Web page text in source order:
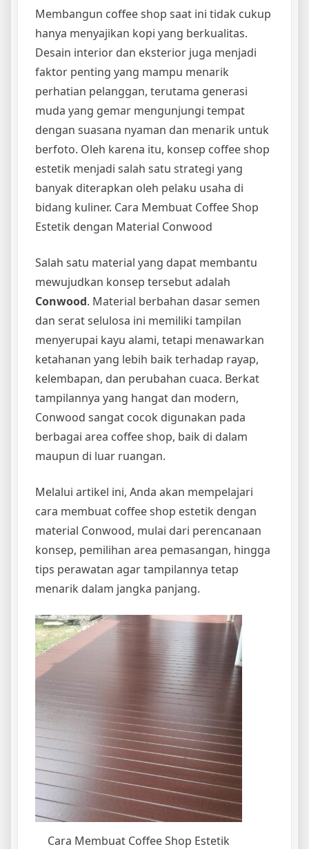
Membangun coffee shop saat ini tidak cukup
hanya menyajikan kopi yang berkualitas.
Desain interior dan eksterior juga menjadi
faktor penting yang mampu menarik
perhatian pelanggan, terutama generasi
muda yang gemar mengunjungi tempat
dengan suasana nyaman dan menarik untuk
berfoto. Oleh karena itu, konsep coffee shop
estetik menjadi salah satu strategi yang
banyak diterapkan oleh pelaku usaha di
bidang kuliner. Cara Membuat Coffee Shop
Estetik dengan Material Conwood
Salah satu material yang dapat membantu
mewujudkan konsep tersebut adalah
Conwood. Material berbahan dasar semen
dan serat selulosa ini memiliki tampilan
menyerupai kayu alami, tetapi menawarkan
ketahanan yang lebih baik terhadap rayap,
kelembapan, dan perubahan cuaca. Berkat
tampilannya yang hangat dan modern,
Conwood sangat cocok digunakan pada
berbagai area coffee shop, baik di dalam
maupun di luar ruangan.
Melalui artikel ini, Anda akan mempelajari
cara membuat coffee shop estetik dengan
material Conwood, mulai dari perencanaan
konsep, pemilihan area pemasangan, hingga
tips perawatan agar tampilannya tetap
menarik dalam jangka panjang.
Cara Membuat Coffee Shop Estetik